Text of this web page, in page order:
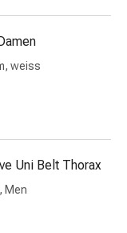
weiss
Uni Belt Thorax
Men